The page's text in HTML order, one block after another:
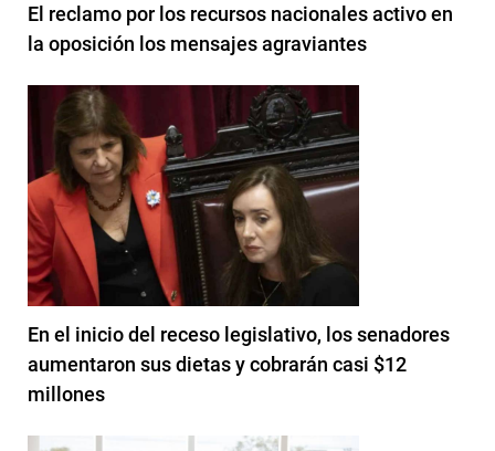
El reclamo por los recursos nacionales activo en
la oposición los mensajes agraviantes
En el inicio del receso legislativo, los senadores
aumentaron sus dietas y cobrarán casi $12
millones